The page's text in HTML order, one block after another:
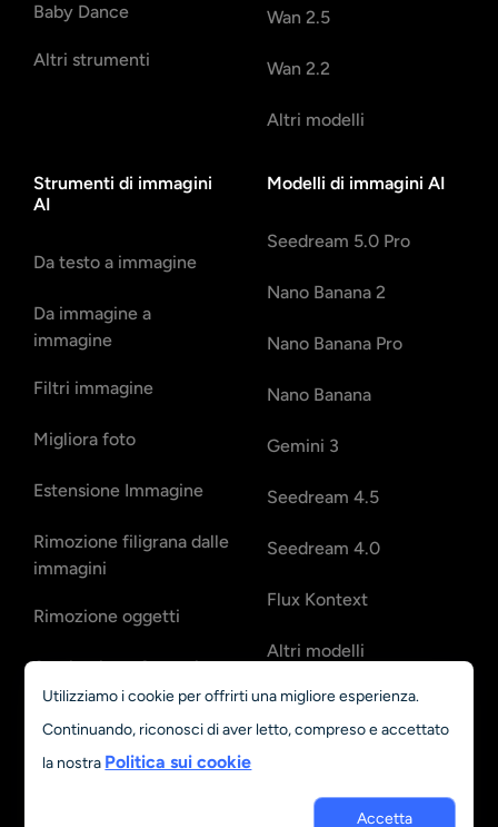
Baby Dance
Altri strumenti
Wan 2.5
Wan 2.2
Altri modelli
Strumenti di immagini
AI
Da testo a immagine
Da immagine a
immagine
Filtri immagine
Migliora foto
Estensione Immagine
Rimozione filigrana dalle
immagini
Rimozione oggetti
Sostituzione Oggetti
Generatore di Bebè con
Modelli di immagini AI
Seedream 5.0 Pro
Nano Banana 2
Nano Banana Pro
Nano Banana
Gemini 3
Seedream 4.5
Seedream 4.0
Flux Kontext
Altri modelli
Utilizziamo i cookie per offrirti una migliore esperienza.
Continuando, riconosci di aver letto, compreso e accettato
la nostra Politica sui cookie
Accetta